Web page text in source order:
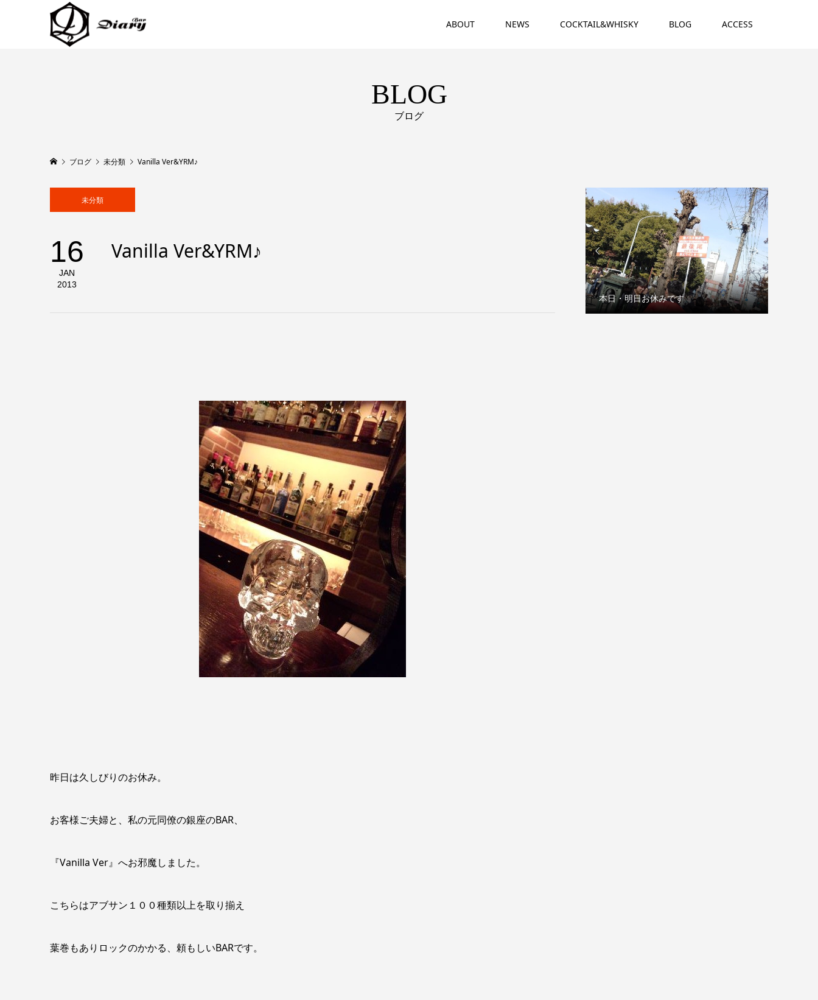
ABOUT NEWS COCKTAIL&WHISKY BLOG ACCESS
BLOG
ブログ
ブログ 未分類 Vanilla Ver&YRM♪
未分類
16
JAN
2013
Vanilla Ver&YRM♪
昨日は久しびりのお休み。
お客様ご夫婦と、私の元同僚の銀座のBAR、
『Vanilla Ver』へお邪魔しました。
こちらはアブサン１００種類以上を取り揃え
葉巻もありロックのかかる、頼もしいBARです。

本日・明日お休みです
